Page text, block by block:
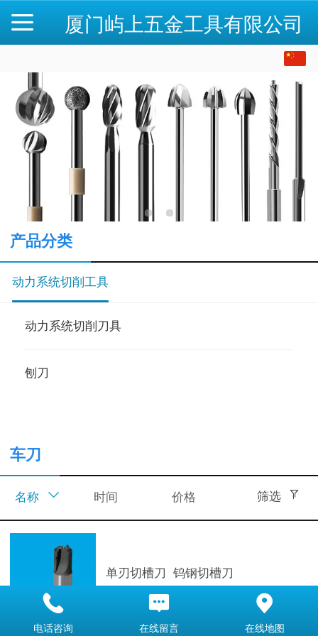
厦门屿上五金工具有限公司
English
产品分类
动力系统切削工具
动力系统切削刀具
刨刀
车刀
名称 时间 价格 筛选
单刃切槽刀 钨钢切槽刀
电话咨询 在线留言 在线地图